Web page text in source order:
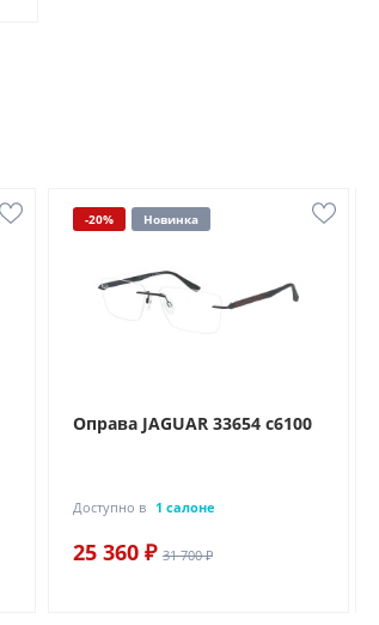
-20% Новинка
Оправа JAGUAR 33654 c6100
Доступно в 1 салоне
25 360 ₽ 31 700 ₽